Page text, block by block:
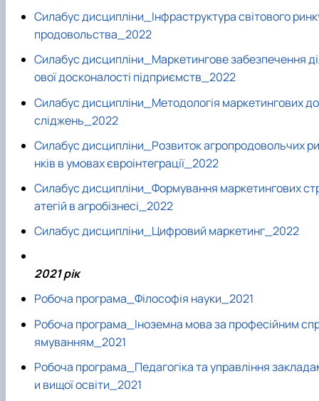
Силабус дисципліни_Інфраструктура світового
продовольства_2022
Силабус дисципліни_Маркетингове забезпечення
ової досконалості підприємств_2022
Силабус дисципліни_Методологія маркетингових до
сліджень_2022
Силабус дисципліни_Розвиток агропродовольчих ри
нків в умовах євроінтеграції_2022
Силабус дисципліни_Формування маркетингових
атегій в агробізнесі_2022
Силабус дисципліни_Цифровий маркетинг_2022
2021 рік
Робоча програма_Філософія науки_2021
Робоча програма_Іноземна мова за професійним
ямуванням_2021
Робоча програма_Педагогіка та управління
и вищої освіти_2021